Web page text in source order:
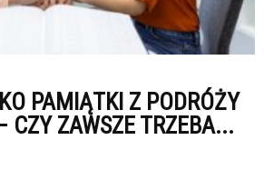
PAMIĄTKI Z PODRÓŻY
CZY ZAWSZE TRZEBA...